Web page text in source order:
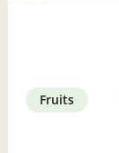
fruits